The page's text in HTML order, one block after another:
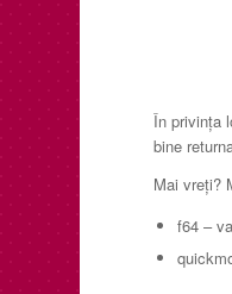
În privinţa
bine
Mai vreţi?
f64 –